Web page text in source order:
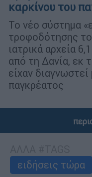
καρκίνου του
Το νέο σύστημα
τροφοδότησης
ιατρικά αρχεία
από τη Δανία, εκ
είχαν
παγκρέατος
ειδήσεις τώρα